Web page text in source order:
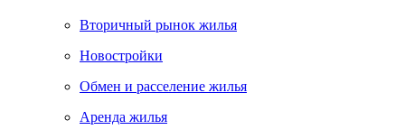
Вторичный рынок жилья
Новостройки
Обмен и расселение жилья
Аренда жилья